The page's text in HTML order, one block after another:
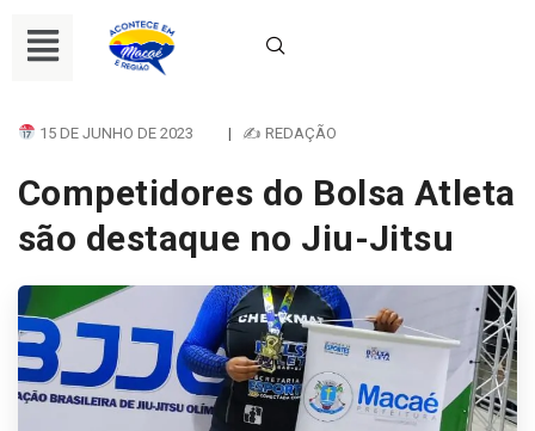
15 DE JUNHO DE 2023 | ✍ REDAÇÃO
Competidores do Bolsa Atleta
são destaque no Jiu-Jitsu